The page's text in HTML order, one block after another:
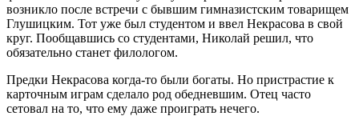
возникло после встречи с бывшим гимназистским товарищем
Глушицким. Тот уже был студентом и ввел Некрасова в свой
круг. Пообщавшись со студентами, Николай решил, что
обязательно станет филологом.
Предки Некрасова когда-то были богаты. Но пристрастие к
карточным играм сделало род обедневшим. Отец часто
сетовал на то, что ему даже проиграть нечего.